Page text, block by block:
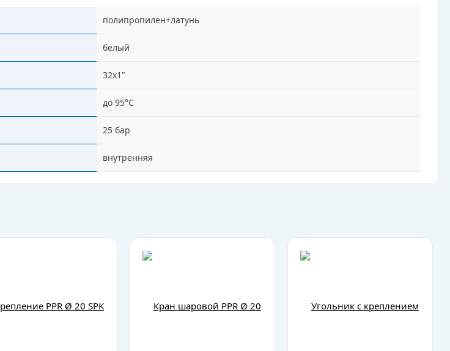
полипропилен+латунь
белый
32x1"
до 95°C
25 бар
внутренняя